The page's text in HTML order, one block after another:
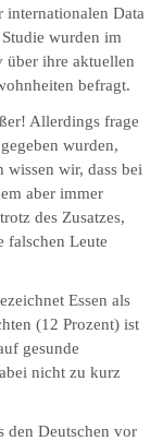
internationalen Data
wurden im
über ihre aktuellen
befragt.
Allerdings frage
wurden,
wir, dass bei
aber immer
des Zusatzes,
falschen Leute
Essen als
(12 Prozent) ist
gesunde
nicht zu kurz
den Deutschen vor